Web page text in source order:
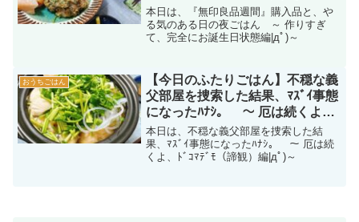
完全にお誕生日状態編|дﾟ)～
本日は、『無印良品週間』購入品と、や
る気のある日の夜ごはん ～ 作りすぎ
て、完全にお誕生日状態編|дﾟ)～
おうちごはん
【今日のふたりごはん】不穏な義
父部屋を捜索した結果、ﾏｽﾞｲ事態
になったﾊﾅｼ。 ～ 厄は続くよ、
ﾄﾞｺﾏﾃﾞﾓ（諦観）編|дﾟ)～
本日は、不穏な義父部屋を捜索した結
果、ﾏｽﾞｲ事態になったﾊﾅｼ。 ～ 厄は続
くよ、ﾄﾞｺﾏﾃﾞﾓ（諦観）編|дﾟ)～